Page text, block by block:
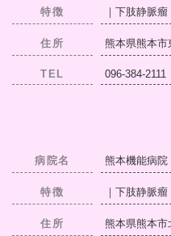
特徴 ｜下肢静脈瘤
住所 熊本県熊本市
TEL 096-384-2111
病院名 熊本機能病院
特徴 ｜下肢静脈瘤
住所 熊本県熊本市